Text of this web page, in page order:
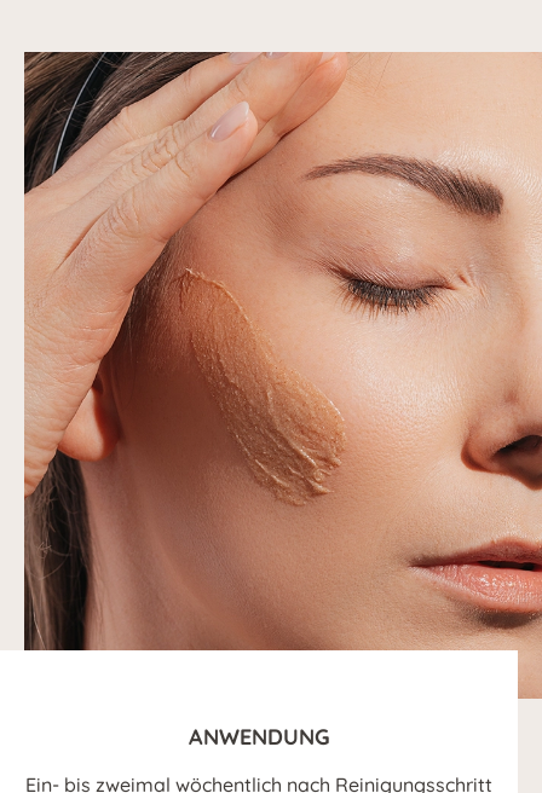
ANWENDUNG
Ein- bis zweimal wöchentlich nach Reinigungsschritt